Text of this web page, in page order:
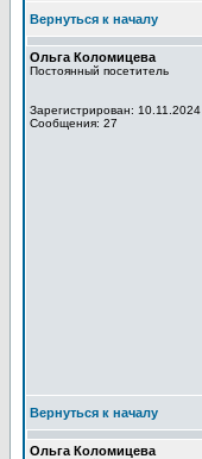
Вернуться к началу
Ольга Коломицева
Постоянный посетитель
Зарегистрирован: 10.11.2024
Сообщения: 27
Вернуться к началу
Ольга Коломицева